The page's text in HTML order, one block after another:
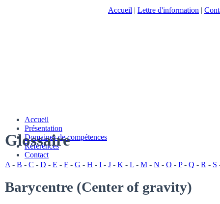
Accueil | Lettre d'information |
Accueil
Présentation
Domaines de compétences
Références
Contact
Glossaire
A - B - C - D - E - F - G - H - I - J - K - L - M - N - O - P- Q - R - S
Barycentre (Center of gravity)